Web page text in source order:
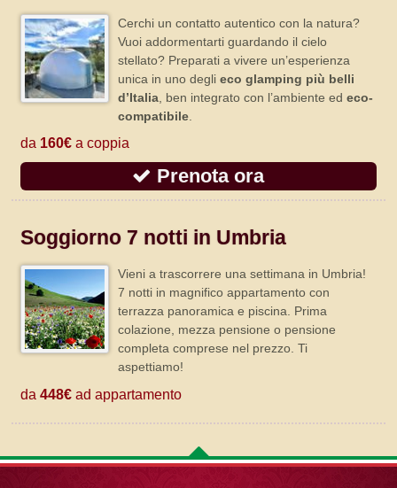
Cerchi un contatto autentico con la natura?
Vuoi addormentarti guardando il cielo
stellato? Preparati a vivere un’esperienza
unica in uno deglieco glamping più belli
d’Italia , ben integrato con l’ambiente edeco-
compatibile
da 160€ a coppia
Prenota ora
Soggiorno 7 notti in Umbria
Vieni a trascorrere una settimana in Umbria!
7 notti in magnifico appartamento con
terrazza panoramica e piscina. Prima
colazione, mezza pensione o pensione
completa comprese nel prezzo. Ti
aspettiamo!
da448€ ad appartamento